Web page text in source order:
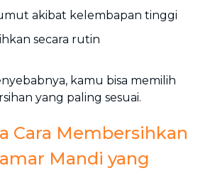
akibat kelembapan tinggi
secara rutin
kamu bisa memilih
yang paling sesuai.
Cara Membersihkan
Mandi yang